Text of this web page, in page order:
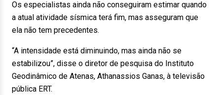
Os especialistas ainda não conseguiram estimar quando
a atual atividade sísmica terá fim, mas asseguram que
ela não tem precedentes.
“A intensidade está diminuindo, mas ainda não se
estabilizou”, disse o diretor de pesquisa do Instituto
Geodinâmico de Atenas, Athanassios Ganas, à televisão
pública ERT.